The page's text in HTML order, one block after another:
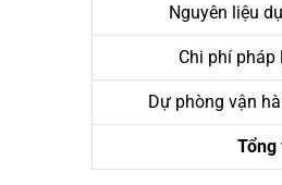
Nguyên liệu
Chi phí pháp
Dự phòng vận
Tổng